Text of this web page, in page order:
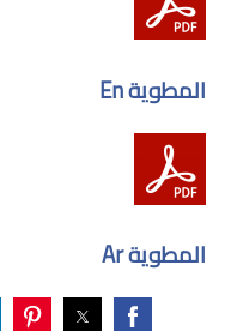
المطوية En
المطوية Ar